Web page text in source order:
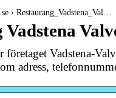
› Restaurang_Vadstena_Val…
Vadstena
Vadstena-
adress,